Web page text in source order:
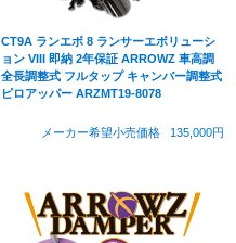
CT9A ランエボ 8 ランサーエボリューシ
ョン VIII 即納 2年保証 ARROWZ 車高調
全長調整式 フルタップ キャンバー調整式
ピロアッパー ARZMT19-8078
メーカー希望小売価格 135,000円